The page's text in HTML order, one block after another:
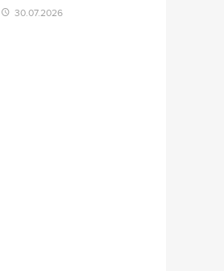
30.07.2026